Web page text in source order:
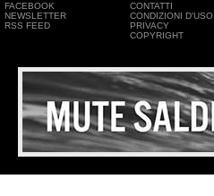
FACEBOOK
NEWSLETTER
RSS FEED
CONTATTI
CONDIZIONI D'USO
PRIVACY
COPYRIGHT